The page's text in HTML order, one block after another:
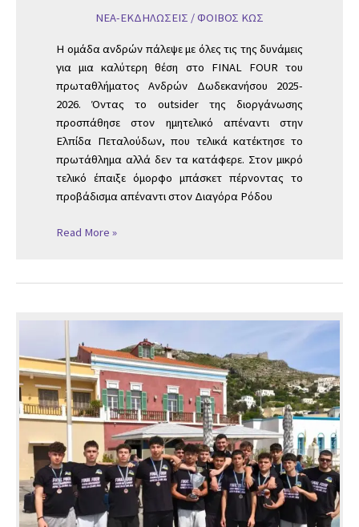
ΝΕΑ-ΕΚΔΗΛΩΣΕΙΣ /ΦΟΙΒΟΣ ΚΩΣ
Η ομάδα ανδρών πάλεψε με όλες τις της δυνάμεις
για μια καλύτερη θέση στο FINAL FOUR του
πρωταθλήματος Ανδρών Δωδεκανήσου 2025-
2026. Όντας το outsider της διοργάνωσης
προσπάθησε στον ημητελικό απέναντι στην
Ελπίδα Πεταλούδων, που τελικά κατέκτησε το
πρωτάθλημα αλλά δεν τα κατάφερε. Στον μικρό
τελικό έπαιξε όμορφο μπάσκετ πέρνοντας το
προβάδισμα απέναντι στον Διαγόρα Ρόδου
Read More »
ΜΟΝΟ
ΠΕΡΗΦΑΝΙΑ